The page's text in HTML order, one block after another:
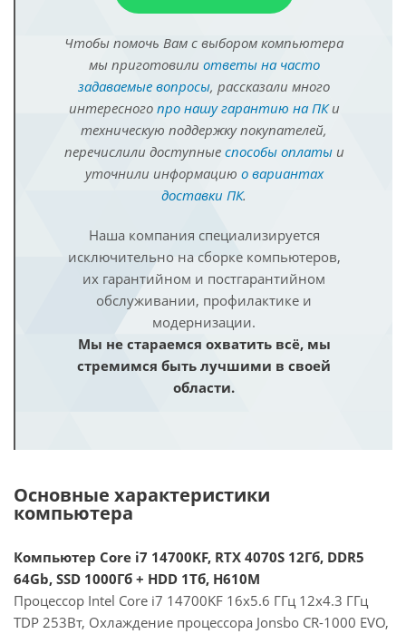
Чтобы помочь Вам с выбором компьютера
мы приготовили ответы на часто
задаваемые вопросы, рассказали много
интересного про нашу гарантию на ПКи
техническую поддержку покупателей,
перечислили доступные способы оплатыи
уточнили информацию о вариантах
доставки ПК.
Наша компания специализируется
исключительно на сборке компьютеров,
их гарантийном и постгарантийном
обслуживании, профилактике и
модернизации.
Мы не стараемся охватить всё, мы
стремимся быть лучшими в своей
области.
Основные характеристики
компьютера
Компьютер Core i7 14700KF, RTX 4070S 12Гб, DDR5
64Gb, SSD 1000Гб + HDD 1Тб, H610M
Процессор Intel Core i7 14700KF 16x5.6 ГГц 12x4.3 ГГц
TDP 253Вт, Охлаждение процессора Jonsbo CR-1000 EVO,